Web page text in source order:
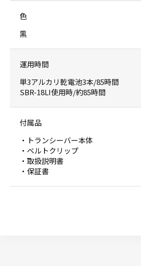
色
黒
運用時間
単3アルカリ乾電池3本/85時間
SBR-18LI使用時/約85時間
付属品
・トランシーバー本体
・ベルトクリップ
・取扱説明書
・保証書